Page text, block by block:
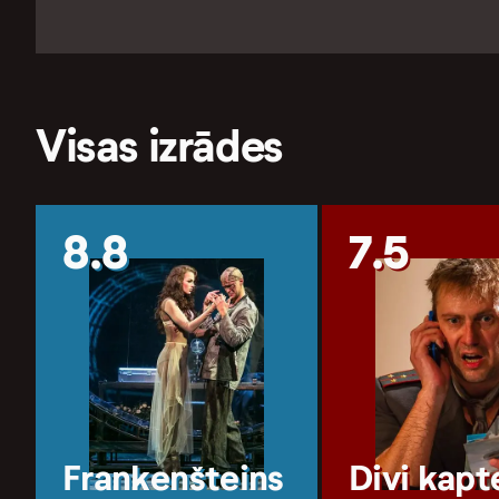
Visas izrādes
8.8
Frankenšteins
7.5
Divi